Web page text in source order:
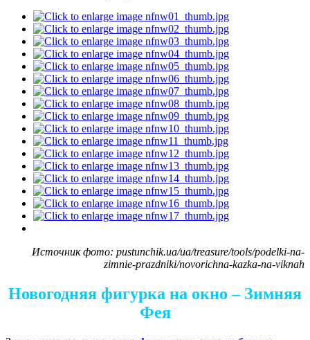
Источник фото: pustunchik.ua/ua/treasure/tools/podelki-na-
zimnie-prazdniki/novorichna-kazka-na-viknah
Новогодняя фигурка на окно – Зимняя
Фея